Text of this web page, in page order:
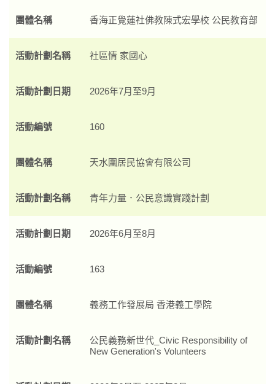
團體名稱 香海正覺蓮社佛教陳式宏學校 公民教育部
活動計劃名稱 社區情 家國心
活動計劃日期 2026年7月至9月
活動編號 160
團體名稱 天水圍居民協會有限公司
活動計劃名稱 青年力量．公民意識實踐計劃
活動計劃日期 2026年6月至8月
活動編號 163
團體名稱 義務工作發展局 香港義工學院
活動計劃名稱
公民義務新世代_Civic Responsibility of
New Generation's Volunteers